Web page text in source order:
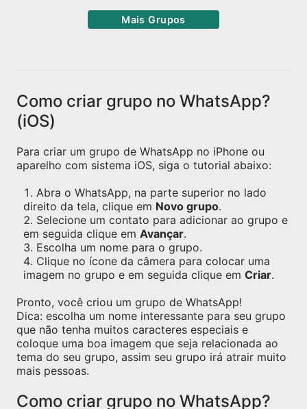
Mais Grupos
Como criar grupo no WhatsApp?
(iOS)
Para criar um grupo de WhatsApp no iPhone ou
aparelho com sistema iOS, siga o tutorial abaixo:
Abra o WhatsApp, na parte superior no lado
direito da tela, clique em Novo grupo.
Selecione um contato para adicionar ao grupo e
em seguida clique em Avançar.
Escolha um nome para o grupo.
Clique no ícone da câmera para colocar uma
imagem no grupo e em seguida clique em Criar.
Pronto, você criou um grupo de WhatsApp!
Dica: escolha um nome interessante para seu grupo
que não tenha muitos caracteres especiais e
coloque uma boa imagem que seja relacionada ao
tema do seu grupo, assim seu grupo irá atrair muito
mais pessoas.
Como criar grupo no WhatsApp?